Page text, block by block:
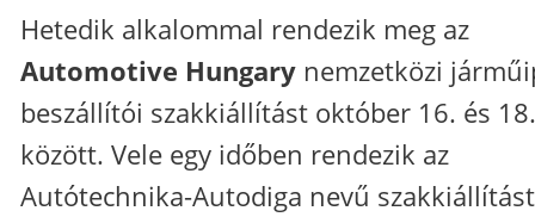
Hetedik alkalommal rendezik meg az
Automotive Hungary nemzetközi
beszállítói szakkiállítást október 16. és 18.
között. Vele egy időben rendezik az
Autótechnika-Autodiga nevű